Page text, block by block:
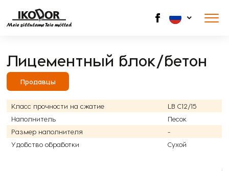
Meie sillutame Teie mõtted
Лицементный блок/бетон
Продавцы
Класс прочности на сжатие
LB C12/15
Наполнитель
Песок
Размер наполнителя
-
Удобство обработки
Сухой